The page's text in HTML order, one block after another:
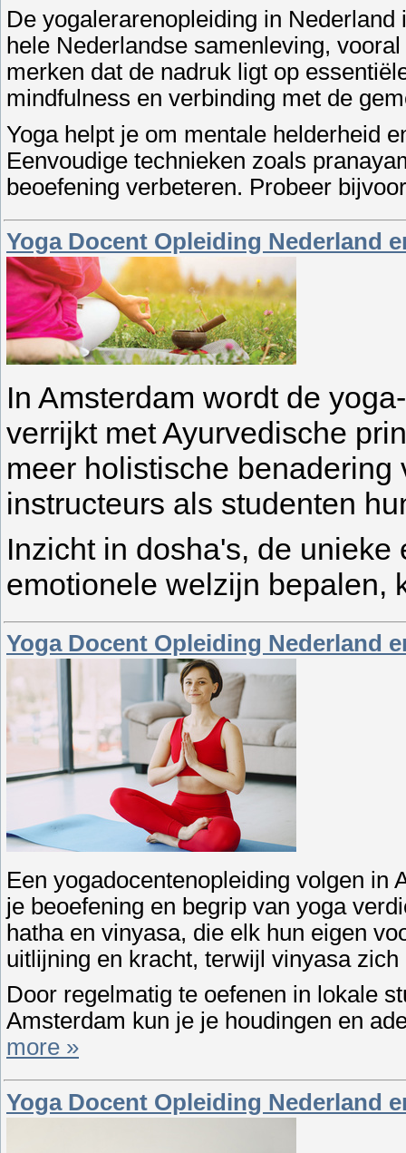
De yogalerarenopleiding in
hele Nederlandse samenleving,
merken dat de nadruk ligt op
mindfulness en verbinding met de
Yoga helpt je om mentale helderheid
Eenvoudige technieken zoals
beoefening verbeteren. Probeer
Yoga Docent Opleiding Nederland
In Amsterdam wordt de
verrijkt met Ayurvedische
meer holistische
instructeurs als studenten
Inzicht in dosha's, de
emotionele welzijn bepalen,
Yoga Docent Opleiding Nederland
Een yogadocentenopleiding volgen in
je beoefening en begrip van yoga
hatha en vinyasa, die elk hun eigen
uitlijning en kracht, terwijl vinyasa
Door regelmatig te oefenen in lokale
Amsterdam kun je je houdingen en
more »
Yoga Docent Opleiding Nederland